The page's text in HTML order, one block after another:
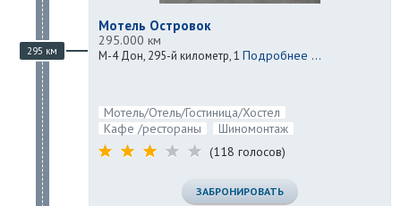
295 км
Мотель Островок
295.000 км
М-4 Дон, 295-й километр, 1 Подробнее ...
Мотель/Отель/Гостиница/Хостел
Кафе /рестораны
Шиномонтаж
(118 голосов)
ЗАБРОНИРОВАТЬ